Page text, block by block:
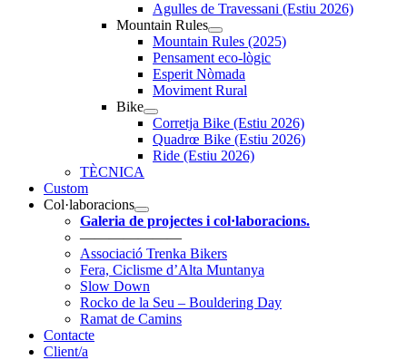
Agulles de Travessani (Estiu 2026)
Mountain Rules
Mountain Rules (2025)
Pensament eco-lògic
Esperit Nòmada
Moviment Rural
Bike
Corretja Bike (Estiu 2026)
Quadrœ Bike (Estiu 2026)
Ride (Estiu 2026)
TÈCNICA
Custom
Col·laboracions
Galeria de projectes i col·laboracions.
———————
Associació Trenka Bikers
Fera, Ciclisme d’Alta Muntanya
Slow Down
Rocko de la Seu – Bouldering Day
Ramat de Camins
Contacte
Client/a